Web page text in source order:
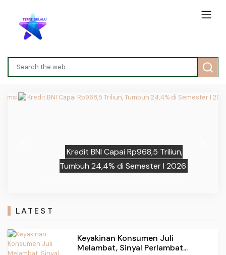
Kredit BNI Capai Rp968,5 Triliun,
Tumbuh 24,4% di Semester I 2026
LATEST
Keyakinan Konsumen Juli
Melambat, Sinyal Perlambat...